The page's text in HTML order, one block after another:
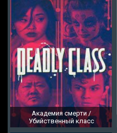
Академия смерти /
Убийственный класс